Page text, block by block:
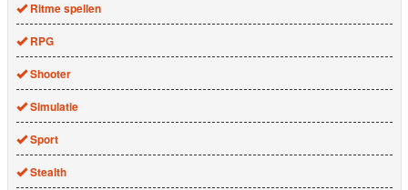
Ritme spellen
RPG
Shooter
Simulatie
Sport
Stealth